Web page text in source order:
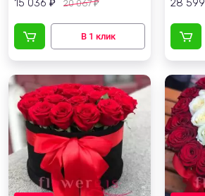
15 036 ₽ 20 067₽ 28 599